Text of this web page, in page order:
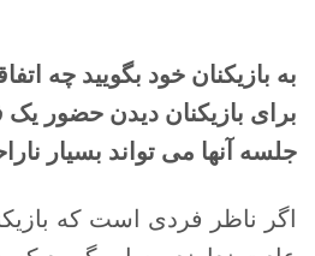
به بازیکنان خود بگویید چه
برای بازیکنان دیدن حضور یک
جلسه آنها می تواند بسیار
اگر ناظر فردی است که